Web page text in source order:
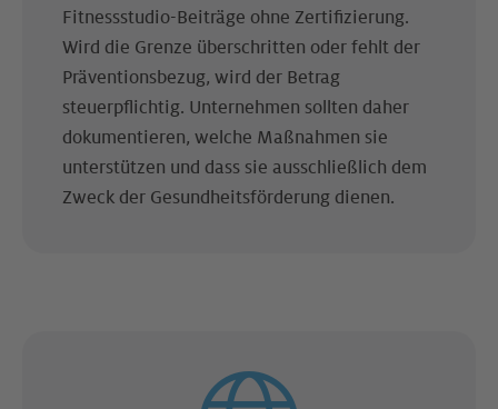
Fitnessstudio-Beiträge ohne Zertifizierung.
Wird die Grenze überschritten oder fehlt der
Präventionsbezug, wird der Betrag
steuerpflichtig. Unternehmen sollten daher
dokumentieren, welche Maßnahmen sie
unterstützen und dass sie ausschließlich dem
Zweck der Gesundheitsförderung dienen.